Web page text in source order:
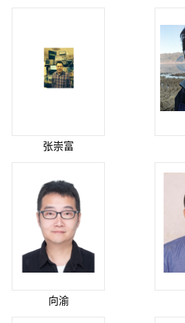
张崇富
向渝